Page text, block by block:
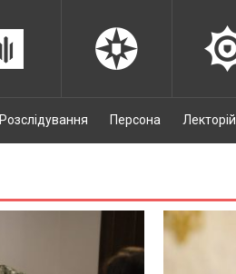
Розслідування Персона Лекторій